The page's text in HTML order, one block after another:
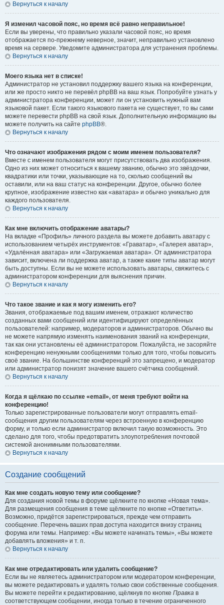
Вернуться к началу
Я изменил часовой пояс, но время всё равно неправильное!
Если вы уверены, что правильно указали часовой пояс, но время
отображается по-прежнему неверное, значит, неправильно установлено
время на сервере. Уведомите администратора для устранения проблемы.
Вернуться к началу
Моего языка нет в списке!
Администратор не установил поддержку вашего языка на конференции,
или же просто никто не перевёл phpBB на ваш язык. Попробуйте узнать у
администратора конференции, может ли он установить нужный вам
языковой пакет. Если такого языкового пакета не существует, то вы сами
можете перевести phpBB на свой язык. Дополнительную информацию вы
можете получить на сайте phpBB®.
Вернуться к началу
Что означают изображения рядом с моим именем пользователя?
Вместе с именем пользователя могут присутствовать два изображения.
Одно из них может относиться к вашему званию, обычно это звёздочки,
квадратики или точки, указывающие на то, сколько сообщений вы
оставили, или на ваш статус на конференции. Другое, обычно более
крупное, изображение известно как «аватара» и обычно уникально для
каждого пользователя.
Вернуться к началу
Как мне включить отображение аватары?
На вкладке «Профиль» личного раздела вы можете добавить аватару с
использованием четырёх инструментов: «Граватар», «Галерея аватар»,
«Удалённая аватара» или «Загружаемая аватара». От администратора
зависит, включена ли поддержка аватар, а также какие типы аватар могут
быть доступны. Если вы не можете использовать аватары, свяжитесь с
администратором конференции для выяснения причин.
Вернуться к началу
Что такое звание и как я могу изменить его?
Звания, отображаемые под вашим именем, отражают количество
созданных вами сообщений или идентифицируют определённых
пользователей: например, модераторов и администраторов. Обычно вы
не можете напрямую изменять наименования званий на конференции,
так как они установлены её администратором. Пожалуйста, не засоряйте
конференцию ненужными сообщениями только для того, чтобы повысить
своё звание. На большинстве конференций это запрещено, и модератор
или администратор понизят значение вашего счётчика сообщений.
Вернуться к началу
Когда я щёлкаю по ссылке «email», от меня требуют войти на
конференцию!
Только зарегистрированные пользователи могут отправлять email-
сообщения другим пользователям через встроенную в конференцию
форму, и только если администратор включил такую возможность. Это
сделано для того, чтобы предотвратить злоупотребления почтовой
системой анонимными пользователями.
Вернуться к началу
Создание сообщений
Как мне создать новую тему или сообщение?
Для создания новой темы в форуме щёлкните по кнопке «Новая тема».
Для размещения сообщения в теме щёлкните по кнопке «Ответить».
Возможно, придётся зарегистрироваться, прежде чем отправить
сообщение. Перечень ваших прав доступа находится внизу страниц
форума или темы. Например: «Вы можете начинать темы», «Вы можете
добавлять вложения» и т. п.
Вернуться к началу
Как мне отредактировать или удалить сообщение?
Если вы не являетесь администратором или модератором конференции,
вы можете редактировать и удалять только свои собственные сообщения.
Вы можете перейти к редактированию, щёлкнув по кнопке Правка в
соответствующем сообщении, иногда только в течение ограниченного